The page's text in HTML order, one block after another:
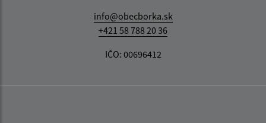
info@obecborka.sk
+421 58 788 20 36
IČO: 00696412